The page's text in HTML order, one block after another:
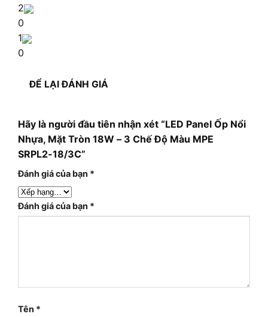
2
0
1
0
ĐỂ LẠI ĐÁNH GIÁ
Hãy là người đầu tiên nhận xét “LED Panel Ốp Nổi
Nhựa, Mặt Tròn 18W – 3 Chế Độ Màu MPE
SRPL2-18/3C”
Đánh giá của bạn *
Đánh giá của bạn *
Tên *